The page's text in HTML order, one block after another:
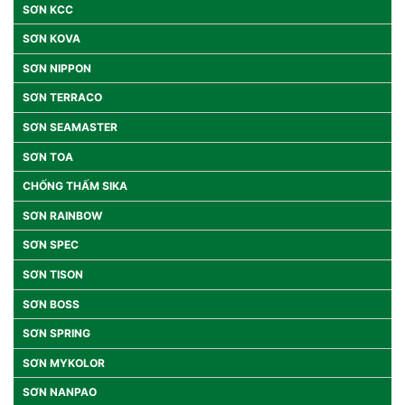
SƠN KCC
SƠN KOVA
SƠN NIPPON
SƠN TERRACO
SƠN SEAMASTER
SƠN TOA
CHỐNG THẤM SIKA
SƠN RAINBOW
SƠN SPEC
SƠN TISON
SƠN BOSS
SƠN SPRING
SƠN MYKOLOR
SƠN NANPAO